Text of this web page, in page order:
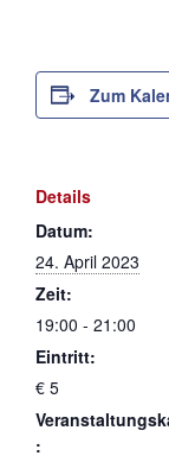
Zum
Details
Datum:
24. April 2023
Zeit:
19:00 - 21:00
Eintritt:
€ 5
: